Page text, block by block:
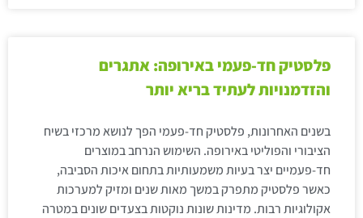
פלסטיק חד-פעמי באירופה: אתגרים
והזדמנויות לעתיד בריא יותר
בשנים האחרונות, פלסטיק חד-פעמי הפך לנושא מרכזי בשיח
הציבורי והפוליטי באירופה. השימוש הנרחב במוצרים
חד-פעמיים יצר בעיות משמעותיות בתחום איכות הסביבה,
כאשר פלסטיק מתפרק במשך מאות שנים ומזיק למערכות
אקולוגיות רבות. מדינות שונות נוקטות בצעדים שונים במטרה